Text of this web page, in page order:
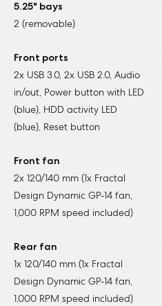
5.25" bays
2 (removable)
Front ports
2x USB 3.0, 2x USB 2.0, Audio
in/out, Power button with LED
(blue), HDD activity LED
(blue), Reset button
Front fan
2x 120/140 mm (1x Fractal
Design Dynamic GP-14 fan,
1,000 RPM speed included)
Rear fan
1x 120/140 mm (1x Fractal
Design Dynamic GP-14 fan,
1,000 RPM speed included)